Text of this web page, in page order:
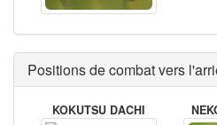
Positions de combat vers
KOKUTSU DACHI